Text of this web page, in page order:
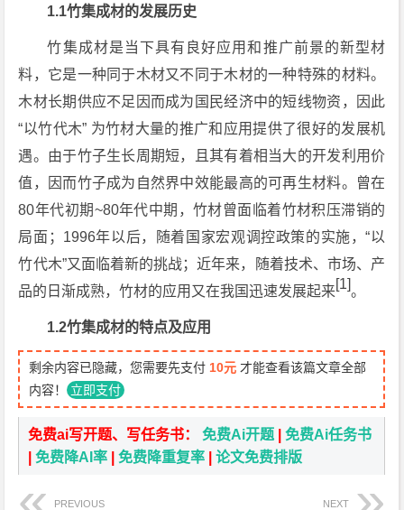
1.1竹集成材的发展历史
竹集成材是当下具有良好应用和推广前景的新型材
料，它是一种同于木材又不同于木材的一种特殊的材料。
木材长期供应不足因而成为国民经济中的短线物资，因此
“以竹代木” 为竹材大量的推广和应用提供了很好的发展机
遇。由于竹子生长周期短，且其有着相当大的开发利用价
值，因而竹子成为自然界中效能最高的可再生材料。曾在
80年代初期~80年代中期，竹材曾面临着竹材积压滞销的
局面；1996年以后，随着国家宏观调控政策的实施，“以
竹代木”又面临着新的挑战；近年来，随着技术、市场、产
品的日渐成熟，竹材的应用又在我国迅速发展起来[1]。
1.2竹集成材的特点及应用
剩余内容已隐藏，您需要先支付 10元 才能查看该篇文章全部
内容！ 立即支付
免费ai写开题、写任务书：免费Ai开题 |免费Ai任务书
|免费降AI率 |免费降重复率 |论文免费排版
PREVIOUS NEXT